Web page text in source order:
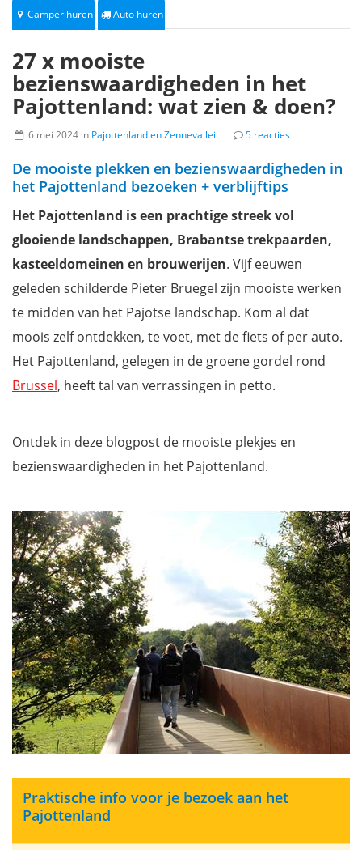
Camper huren Auto huren
27 x mooiste
bezienswaardigheden in het
Pajottenland: wat zien & doen?
6 mei 2024 in Pajottenland en Zennevallei 5 reacties
De mooiste plekken en bezienswaardigheden in
het Pajottenland bezoeken + verblijftips
Het Pajottenland is een prachtige streek vol
glooiende landschappen, Brabantse trekpaarden,
kasteeldomeinen en brouwerijen. Vijf eeuwen
geleden schilderde Pieter Bruegel zijn mooiste werken
te midden van het Pajotse landschap. Kom al dat
moois zelf ontdekken, te voet, met de fiets of per auto.
Het Pajottenland, gelegen in de groene gordel rond
Brussel, heeft tal van verrassingen in petto.
Ontdek in deze blogpost de mooiste plekjes en
bezienswaardigheden in het Pajottenland.
Praktische info voor je bezoek aan het
Pajottenland